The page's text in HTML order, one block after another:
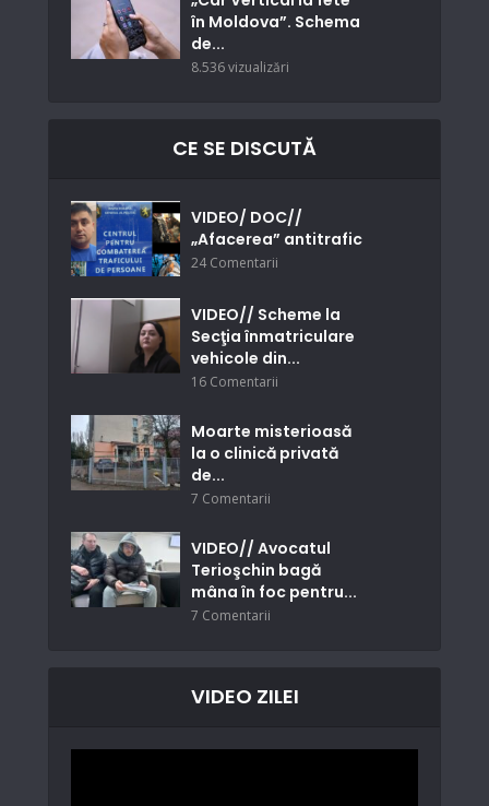
în Moldova”. Schema
de...
8.536 vizualizări
CE SE DISCUTĂ
VIDEO/ DOC//
„Afacerea” antitrafic
24 Comentarii
VIDEO// Scheme la
Secţia înmatriculare
vehicole din...
16 Comentarii
Moarte misterioasă
la o clinică privată
de...
7 Comentarii
VIDEO// Avocatul
Terioşchin bagă
mâna în foc pentru...
7 Comentarii
VIDEO ZILEI